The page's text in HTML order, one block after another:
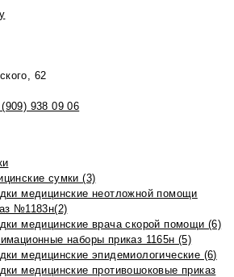
62
938 09 06
сумки (3)
медицинские неотложной помощи
№1183н(2)
медицинские врача скорой помощи (6)
наборы приказ 1165н (5)
медицинские эпидемиологические (6)
медицинские противошоковые приказ